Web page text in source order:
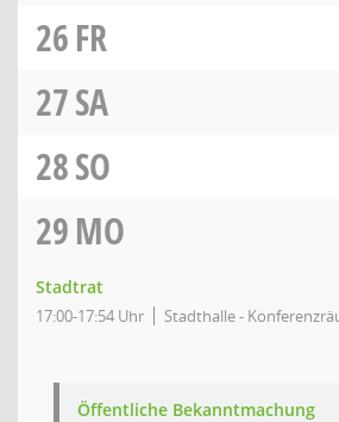
26FR
27SA
28SO
29MO
Stadtrat
17:00-17:54 Uhr Stadthalle -
Öffentliche Bekanntmachung